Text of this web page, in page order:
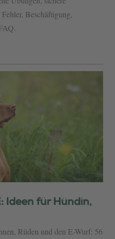
Beschäftigung,
Ideen für Hündin,
Rüden und den E-Wurf: 56